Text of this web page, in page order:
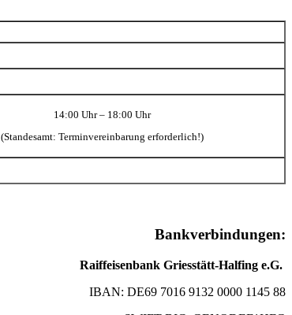
14:00 Uhr – 18:00 Uhr
(Standesamt: Terminvereinbarung erforderlich!)
Bankverbindungen:
Raiffeisenbank Griesstätt-Halfing e.G.
IBAN: DE69 7016 9132 0000 1145 88